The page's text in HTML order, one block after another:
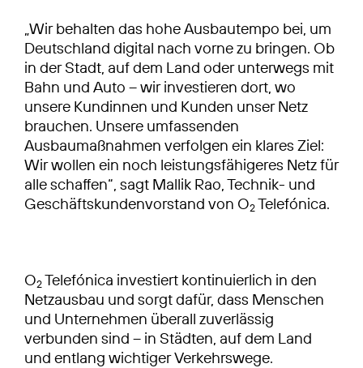
„Wir behalten das hohe Ausbautempo bei, um
Deutschland digital nach vorne zu bringen. Ob
in der Stadt, auf dem Land oder unterwegs mit
Bahn und Auto – wir investieren dort, wo
unsere Kundinnen und Kunden unser Netz
brauchen. Unsere umfassenden
Ausbaumaßnahmen verfolgen ein klares Ziel:
Wir wollen ein noch leistungsfähigeres Netz für
alle schaffen“, sagt Mallik Rao, Technik- und
Geschäftskundenvorstand von O2Telefónica.
O2Telefónica investiert kontinuierlich in den
Netzausbau und sorgt dafür, dass Menschen
und Unternehmen überall zuverlässig
verbunden sind – in Städten, auf dem Land
und entlang wichtiger Verkehrswege.